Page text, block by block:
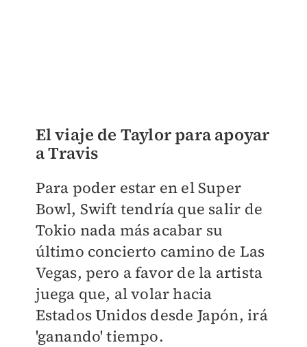
El viaje de Taylor para apoyar
a Travis
Para poder estar en el Super
Bowl, Swift tendría que salir de
Tokio nada más acabar su
último concierto camino de Las
Vegas, pero a favor de la artista
juega que, al volar hacia
Estados Unidos desde Japón, irá
'ganando' tiempo.